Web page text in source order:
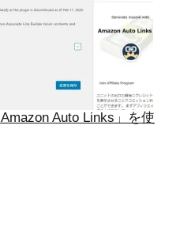
Auto Links」を使